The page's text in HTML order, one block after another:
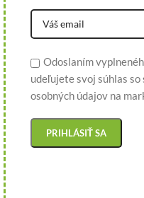
Odoslaním
udeľujete svoj súhlas
osobných údajov na